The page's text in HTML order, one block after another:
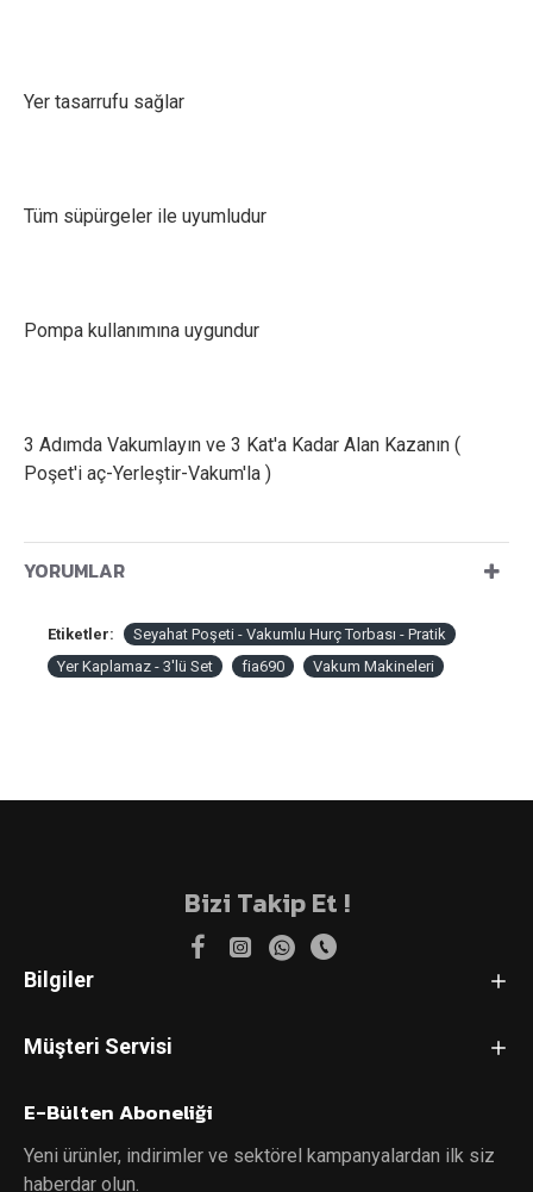
Yer tasarrufu sağlar
Tüm süpürgeler ile uyumludur
Pompa kullanımına uygundur
3 Adımda Vakumlayın ve 3 Kat'a Kadar Alan Kazanın (
Poşet'i aç-Yerleştir-Vakum'la )
YORUMLAR
Etiketler:
Seyahat Poşeti - Vakumlu Hurç Torbası - Pratik
Yer Kaplamaz - 3'lü Set
fia690 Vakum Makineleri
Bizi Takip Et !
Bilgiler
Müşteri Servisi
E-Bülten Aboneliği
Yeni ürünler, indirimler ve sektörel kampanyalardan ilk siz
haberdar olun.